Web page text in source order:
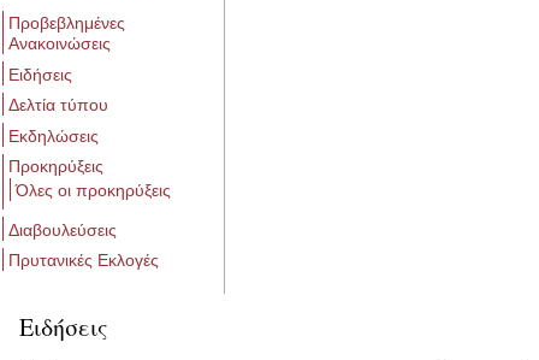
Προβεβλημένες
Ανακοινώσεις
Ειδήσεις
Δελτία τύπου
Εκδηλώσεις
Προκηρύξεις
Όλες οι προκηρύξεις
Διαβουλεύσεις
Πρυτανικές Εκλογές
Ειδήσεις